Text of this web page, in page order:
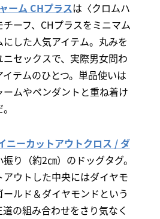
ーム CHプラスは〈クロムハ
ーフ、CHプラスをミニマム
した人気アイテム。丸みを
セックスで、実際男女問わ
テムのひとつ。単品使いは
ムやペンダントと重ね着け
ニーカットアウトクロス / ダ
り（約2㎝）のドッグタグ。
ウトした中央にはダイヤモ
ルド＆ダイヤモンドという
の組み合わせをさり気なく